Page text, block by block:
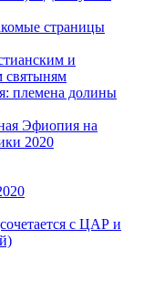
страницы
и
святыням
племена долины
Эфиопия на
2020
с ЦАР и